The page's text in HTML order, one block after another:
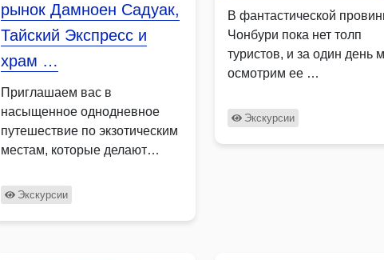
рынок Дамноен Садуак,
Тайский Экспресс и
храм …
Приглашаем вас в
насыщенное однодневное
путешествие по экзотическим
местам, которые делают
посетите …
Экскурсии
В фантастической
Чонбури пока нет толп
туристов, и за один день
осмотрим ее …
Экскурсии